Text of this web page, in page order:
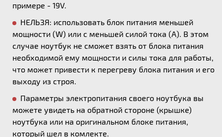
примере - 19V.
НЕЛЬЗЯ: использовать блок питания меньшей
мощности (W) или с меньшей силой тока (А). В этом
случае ноутбук не сможет взять от блока питания
необходимой ему мощности и силы тока для работы,
что может привести к перегреву блока питания и его
выходу из строя.
Параметры электропитания своего ноутбука вы
можете увидеть на обратной стороне (крышке)
ноутбука или на оригинальном блоке питания,
который шел в комлекте.